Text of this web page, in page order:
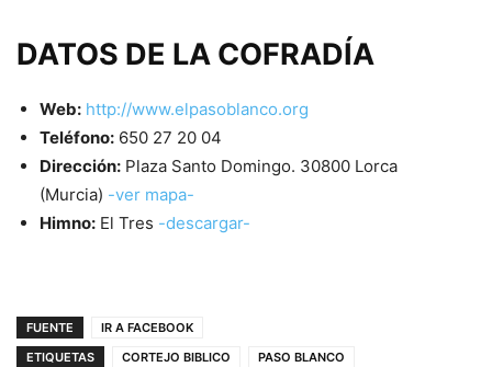
DATOS DE LA COFRADÍA
Web: http://www.elpasoblanco.org
Teléfono: 650 27 20 04
Dirección: Plaza Santo Domingo. 30800 Lorca
(Murcia) -ver mapa-
Himno: El Tres -descargar-
FUENTE
IR A FACEBOOK
ETIQUETAS
CORTEJO BIBLICO PASO BLANCO